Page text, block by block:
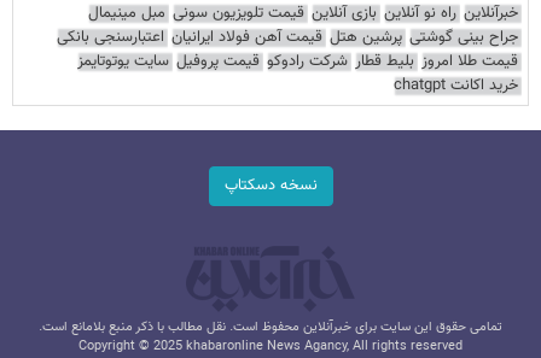
خبرآنلاین راه نو آنلاین بازی آنلاین قیمت تلویزیون سونی مبل مینیمال
جراح بینی گوشتی پرشین هتل قیمت آهن فولاد ایرانیان اعتبارسنجی بانکی
قیمت طلا امروز بلیط قطار شرکت رادوکو قیمت پروفیل سایت یوتوتایمز
خرید اکانت chatgpt
نسخه دسکتاپ
تمامی حقوق این سایت برای خبرآنلاین محفوظ است. نقل مطالب با ذکر منبع بلامانع است.
Copyright © 2025 khabaronline News Agancy, All rights reserved